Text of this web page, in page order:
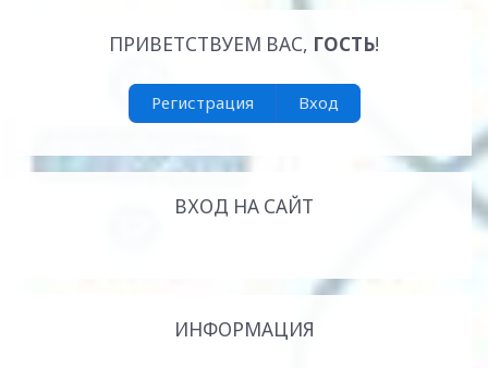
ПРИВЕТСТВУЕМ ВАС, ГОСТЬ!
Регистрация Вход
ВХОД НА САЙТ
ИНФОРМАЦИЯ